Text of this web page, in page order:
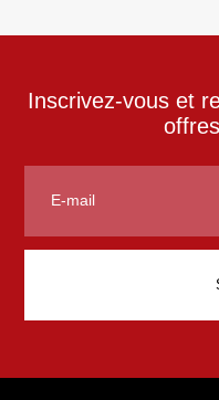
Inscrivez-vous et